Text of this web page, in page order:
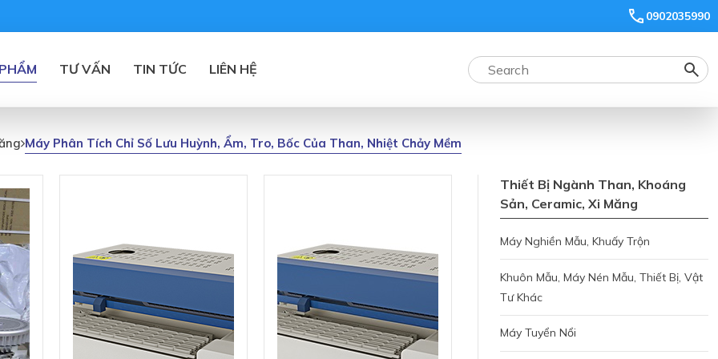
0902035990
TƯ VẤN TIN TỨC LIÊN HỆ
Máy Phân Tích Chỉ Số Lưu Huỳnh, Ẩm, Tro, Bốc Của Than, Nhiệt Chảy Mềm
Thiết Bị Ngành Than, Khoáng
Sản, Ceramic, Xi Măng
Máy Nghiền Mẫu, Khuấy Trộn
Khuôn Mẫu, Máy Nén Mẫu, Thiết Bị, Vật
Tư Khác
Máy Tuyển Nổi